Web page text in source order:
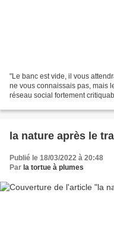
"Le banc est vide, il vous
ne vous connaissais pas, mais
réseau social fortement
la nature après le
Publié le 18/03/2022 à 20:48
Par la tortue à plumes